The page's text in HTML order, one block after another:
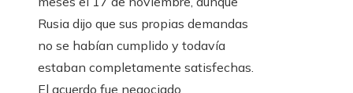
Rusia dijo que sus propias demandas
no se habían cumplido y todavía
estaban completamente satisfechas.
El acuerdo fue negociado